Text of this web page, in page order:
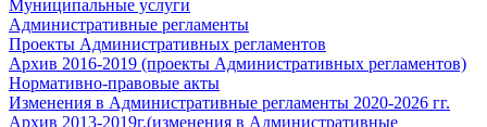
Муниципальные услуги
Административные регламенты
Проекты Административных регламентов
Архив 2016-2019 (проекты Административных регламентов)
Нормативно-правовые акты
Изменения в Административные регламенты 2020-2026 гг.
Архив 2013-2019г.(изменения в Административные